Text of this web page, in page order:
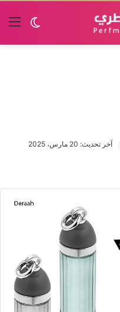
الوضع
آخر تحديث: 20 مارس، 2025